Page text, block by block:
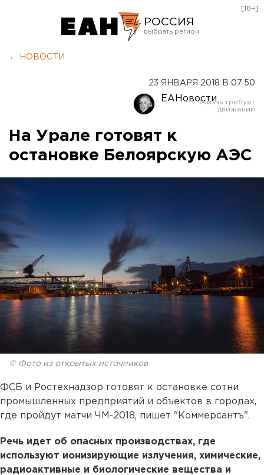
РОССИЯ
Оренбург
[18+]
← НОВОСТИ
23 ЯНВАРЯ 2018 В 07:50
ЕАНовости
На Урале готовят к
остановке Белоярскую АЭС
© Фото из открытых источников
ФСБ и Ростехнадзор готовят к остановке сотни
промышленных предприятий и объектов в городах,
где пройдут матчи ЧМ-2018, пишет "Коммерсантъ".
Речь идет об опасных производствах, где
используют ионизирующие излучения, химические,
радиоактивные и биологические вещества и